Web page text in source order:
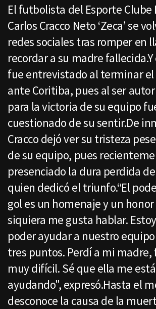
El futbolista del Esporte Clube
Carlos Cracco Neto ‘Zeca’ se
redes sociales tras romper en
recordar a su madre
fue entrevistado al terminar
ante Coritiba, pues al ser
para la victoria de su equipo
cuestionado de su sentir.De
Cracco dejó ver su tristeza
de su equipo, pues
presenciado la dura perdida
quien dedicó el triunfo.“El
gol es un homenaje y un
siquiera me gusta hablar.
poder ayudar a nuestro
tres puntos. Perdí a mi
muy difícil. Sé que ella me está
ayudando", expresó.Hasta el
desconoce la causa de la